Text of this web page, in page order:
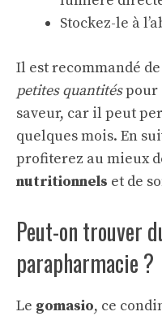
Stockez-le à
Il est recommandé
petites quantitéspour
saveur, car il peut
quelques mois. En
profiterez au mieux
nutritionnels et de
Peut-on trouver
parapharmacie ?
Le gomasio, ce